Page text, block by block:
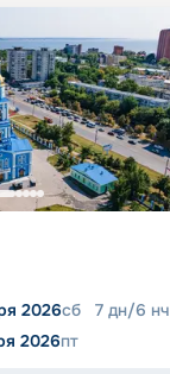
2026сб 7 дн/6 нч
2026пт